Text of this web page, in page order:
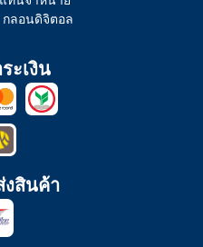
ลอนดิจิตอล
ะเงิน
งสินค้า